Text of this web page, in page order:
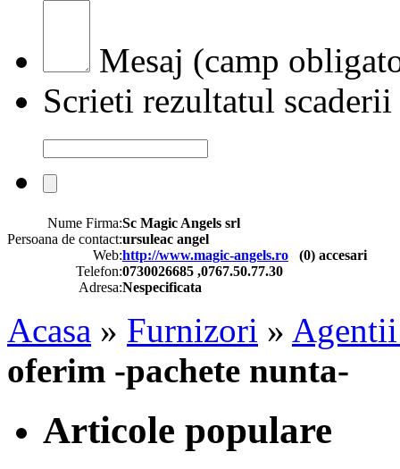
Mesaj (camp
Scrieti rezultatul scaderii
Nume Firma:Sc Magic Angels srl
Persoana de contact:ursuleac angel
Web:http://www.magic-angels.ro (0) accesari
Telefon:0730026685 ,0767.50.77.30
Adresa:Nespecificata
Acasa » Furnizori »
oferim -pachete nunta-
Articole populare